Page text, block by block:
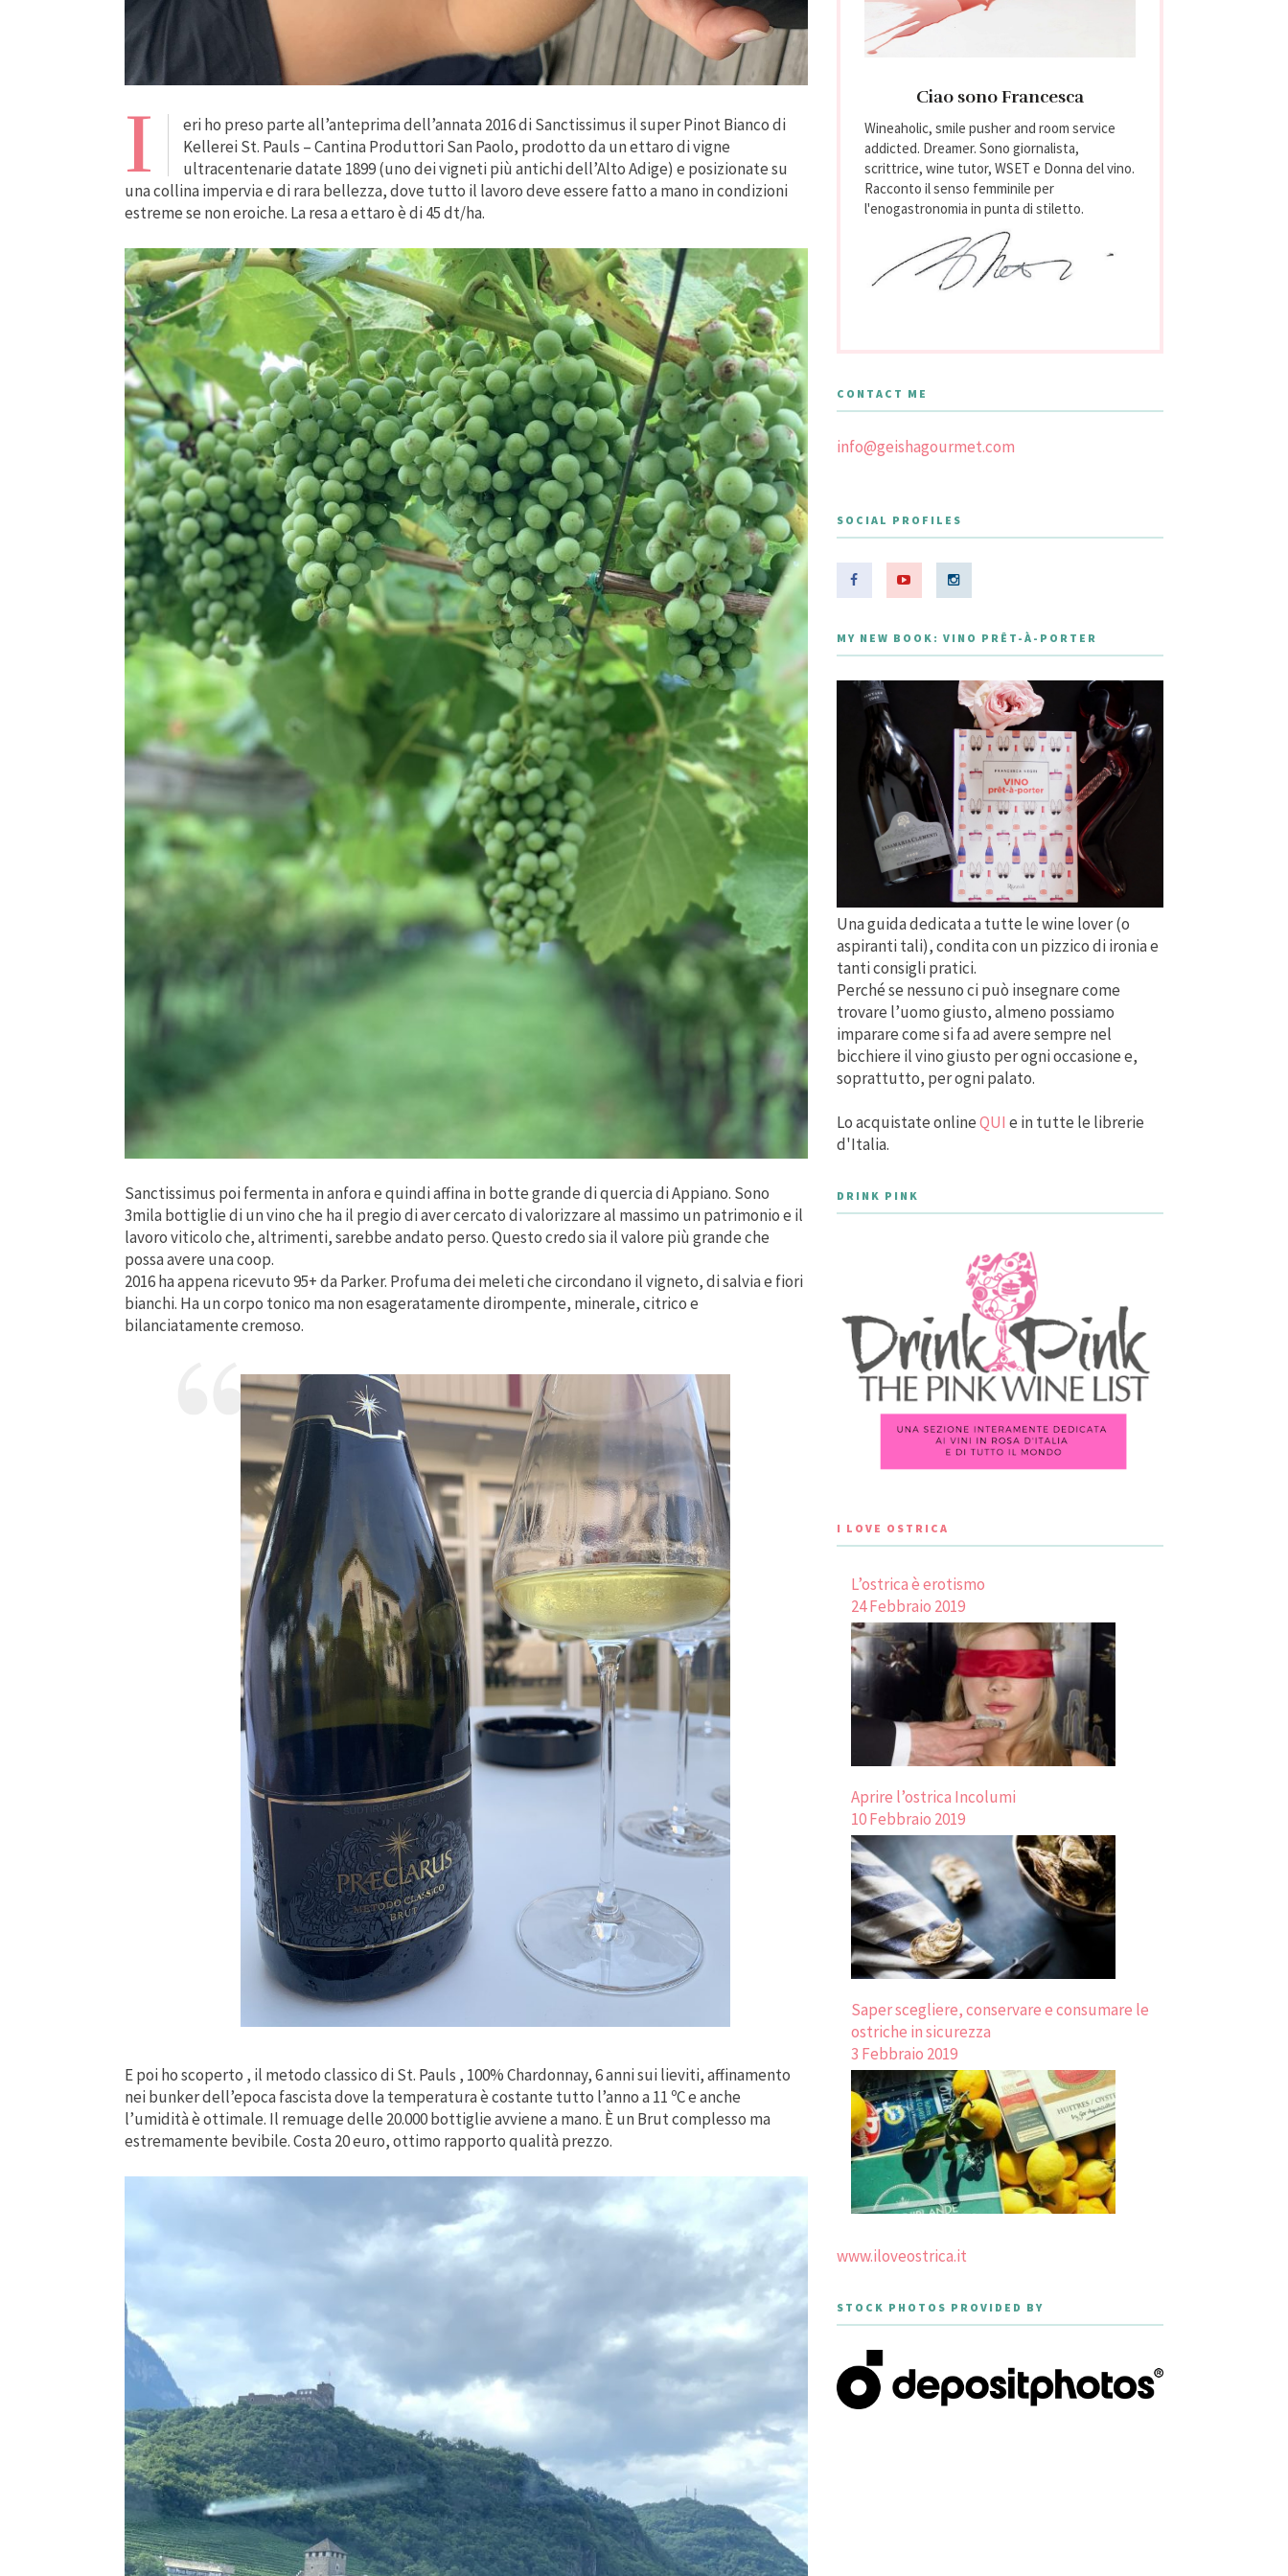
I
eri ho preso parte all’anteprima dell’annata 2016 di Sanctissimus il super Pinot Bianco di
Kellerei St. Pauls – Cantina Produttori San Paolo, prodotto da un ettaro di vigne
ultracentenarie datate 1899 (uno dei vigneti più antichi dell’Alto Adige) e posizionate su
una collina impervia e di rara bellezza, dove tutto il lavoro deve essere fatto a mano in condizioni
estreme se non eroiche. La resa a ettaro è di 45 dt/ha.
Sanctissimus poi fermenta in anfora e quindi affina in botte grande di quercia di Appiano. Sono
3mila bottiglie di un vino che ha il pregio di aver cercato di valorizzare al massimo un patrimonio e il
lavoro viticolo che, altrimenti, sarebbe andato perso. Questo credo sia il valore più grande che
possa avere una coop.
2016 ha appena ricevuto 95+ da Parker. Profuma dei meleti che circondano il vigneto, di salvia e fiori
bianchi. Ha un corpo tonico ma non esageratamente dirompente, minerale, citrico e
bilanciatamente cremoso.
E poi ho scoperto , il metodo classico di St. Pauls , 100% Chardonnay, 6 anni sui lieviti, affinamento
nei bunker dell’epoca fascista dove la temperatura è costante tutto l’anno a 11 ºC e anche
l’umidità è ottimale. Il remuage delle 20.000 bottiglie avviene a mano. È un Brut complesso ma
estremamente bevibile. Costa 20 euro, ottimo rapporto qualità prezzo.
Ciao sono Francesca
Wineaholic, smile pusher and room service
addicted. Dreamer. Sono giornalista,
scrittrice, wine tutor, WSET e Donna del vino.
Racconto il senso femminile per
l'enogastronomia in punta di stiletto.
CONTACT ME
info@geishagourmet.com
SOCIAL PROFILES
MY NEW BOOK: VINO PRÊT-À-PORTER
Una guida dedicata a tutte le wine lover (o
aspiranti tali), condita con un pizzico di ironia e
tanti consigli pratici.
Perché se nessuno ci può insegnare come
trovare l’uomo giusto, almeno possiamo
imparare come si fa ad avere sempre nel
bicchiere il vino giusto per ogni occasione e,
soprattutto, per ogni palato.
Lo acquistate onlineQUI e in tutte le librerie
d'Italia.
DRINK PINK
I LOVE OSTRICA
L’ostrica è erotismo
24 Febbraio 2019
Aprire l’ostrica Incolumi
10 Febbraio 2019
Saper scegliere, conservare e consumare le
ostriche in sicurezza
3 Febbraio 2019
www.iloveostrica.it
STOCK PHOTOS PROVIDED BY